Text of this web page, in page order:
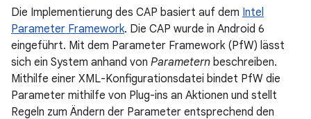
Die Implementierung des CAP basiert auf dem Intel
Parameter Framework. Die CAP wurde in Android 6
eingeführt. Mit dem Parameter Framework (PfW) lässt
sich ein System anhand von Parametern beschreiben.
Mithilfe einer XML-Konfigurationsdatei bindet PfW die
Parameter mithilfe von Plug-ins an Aktionen und stellt
Regeln zum Ändern der Parameter entsprechend den